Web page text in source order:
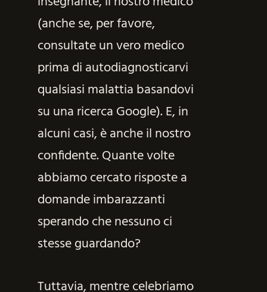
(anche se, per favore,
consultate un vero medico
prima di autodiagnosticarvi
qualsiasi malattia basandovi
su una ricerca Google). E, in
alcuni casi, è anche il nostro
confidente. Quante volte
abbiamo cercato risposte a
domande imbarazzanti
sperando che nessuno ci
stesse guardando?
Tuttavia, mentre celebriamo